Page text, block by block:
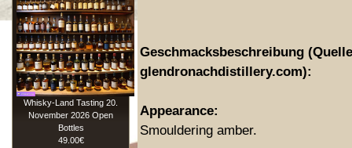
Geschmacksbeschreibung
glendronachdistillery.com):
Appearance:
Smouldering amber.
Whisky-Land Tasting 20.
November 2026 Open
Bottles
49.00€